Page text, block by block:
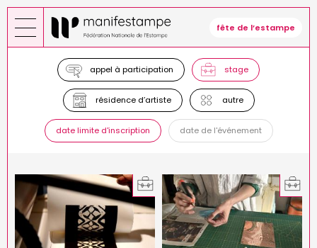
Skip
to
main
fête de l’estampe
appel à participation stage
résidence d’artiste autre
date limite d'inscription date de l'événement